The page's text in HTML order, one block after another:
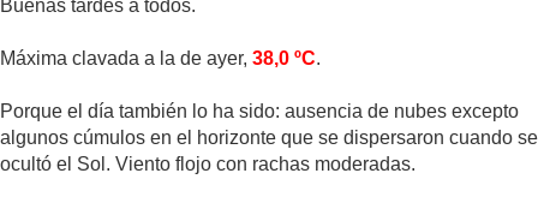
Buenas tardes a todos.
Máxima clavada a la de ayer, 38,0 ºC.
Porque el día también lo ha sido: ausencia de nubes excepto
algunos cúmulos en el horizonte que se dispersaron cuando se
ocultó el Sol. Viento flojo con rachas moderadas.